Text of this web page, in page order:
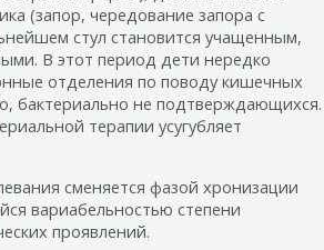
(запор, чередование запора с
стул становится учащенным,
В этот период дети нередко
отделения по поводу кишечных
бактериально не подтверждающихся.
терапии усугубляет
сменяется фазой хронизации
вариабельностью степени
проявлений.